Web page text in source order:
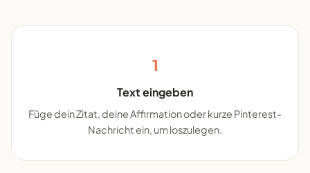
1
Text eingeben
Füge dein Zitat, deine Affirmation oder kurze Pinterest-
Nachricht ein, um loszulegen.